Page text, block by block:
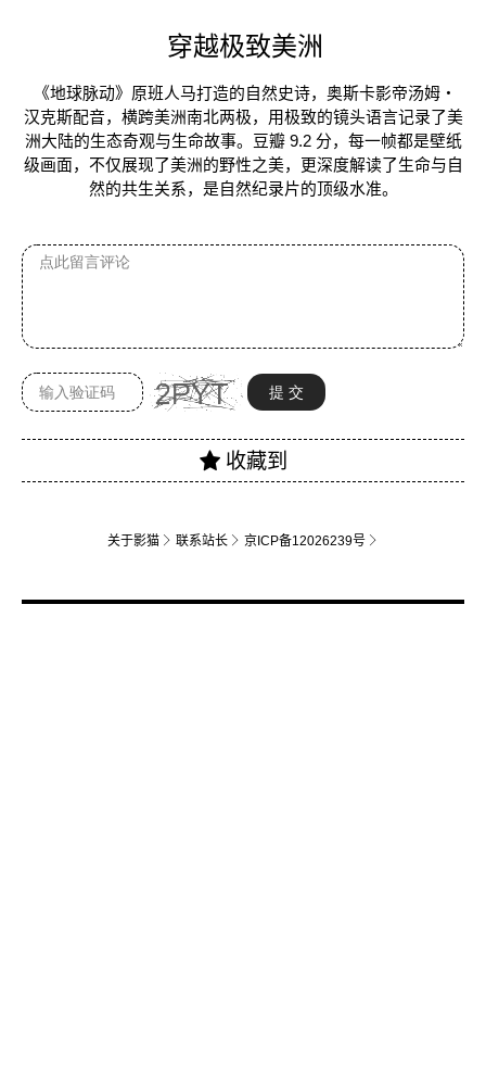
穿越极致美洲
《地球脉动》原班人马打造的自然史诗，奥斯卡影帝汤姆・
汉克斯配音，横跨美洲南北两极，用极致的镜头语言记录了美
洲大陆的生态奇观与生命故事。豆瓣 9.2 分，每一帧都是壁纸
级画面，不仅展现了美洲的野性之美，更深度解读了生命与自
然的共生关系，是自然纪录片的顶级水准。
关于影猫 联系站长 京ICP备12026239号